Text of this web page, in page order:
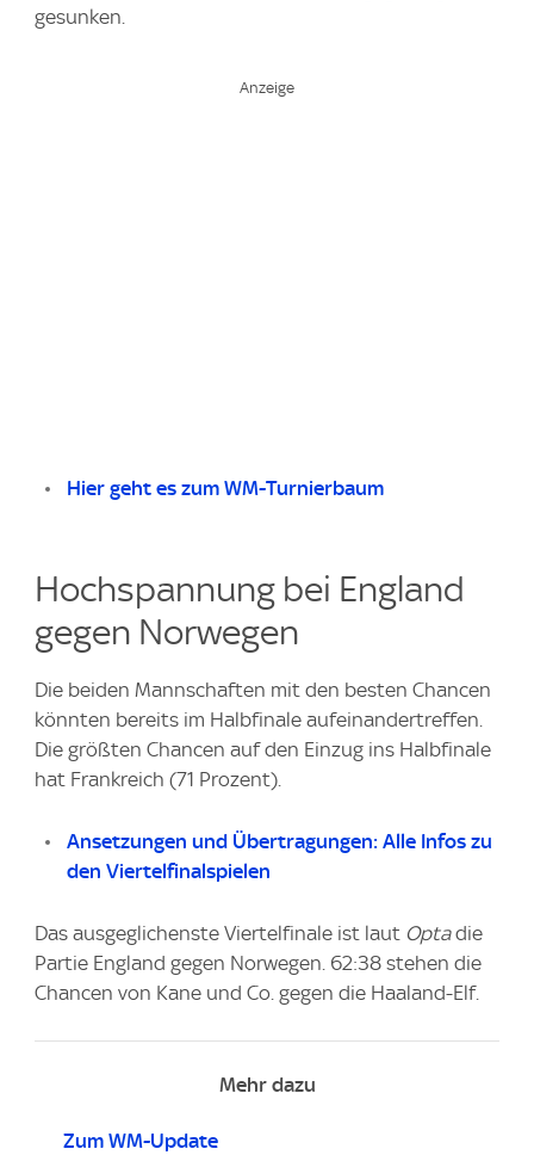
gesunken.
Hier geht es zum WM-Turnierbaum
Hochspannung bei England
gegen Norwegen
Die beiden Mannschaften mit den besten Chancen
könnten bereits im Halbfinale aufeinandertreffen.
Die größten Chancen auf den Einzug ins Halbfinale
hat Frankreich (71 Prozent).
Ansetzungen und Übertragungen: Alle Infos zu
den Viertelfinalspielen
Das ausgeglichenste Viertelfinale ist laut Optadie
Partie England gegen Norwegen. 62:38 stehen die
Chancen von Kane und Co. gegen die Haaland-Elf.
Mehr dazu
Zum WM-Update